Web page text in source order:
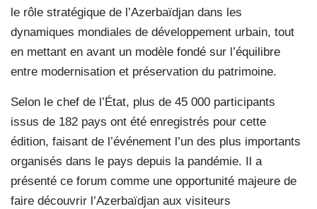
le rôle stratégique de l’Azerbaïdjan dans les
dynamiques mondiales de développement urbain, tout
en mettant en avant un modèle fondé sur l’équilibre
entre modernisation et préservation du patrimoine.
Selon le chef de l’État, plus de 45 000 participants
issus de 182 pays ont été enregistrés pour cette
édition, faisant de l’événement l’un des plus importants
organisés dans le pays depuis la pandémie. Il a
présenté ce forum comme une opportunité majeure de
faire découvrir l’Azerbaïdjan aux visiteurs